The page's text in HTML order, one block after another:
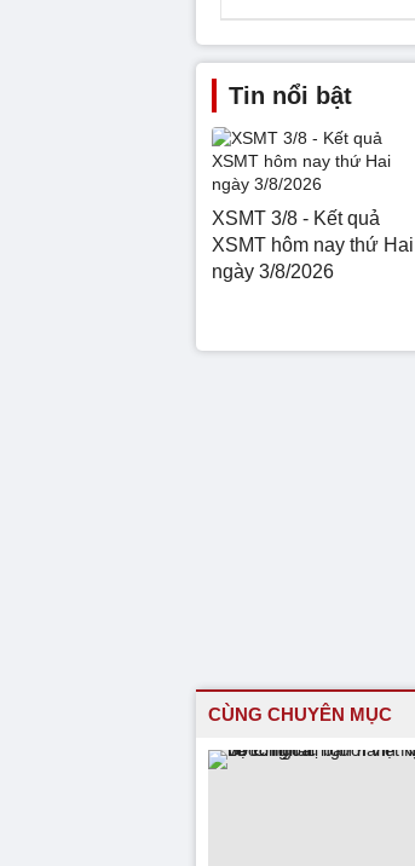
Tin nổi bật
XSMT 3/8 - Kết quả
XSMT hôm nay thứ Hai
ngày 3/8/2026
CÙNG CHUYÊN MỤC